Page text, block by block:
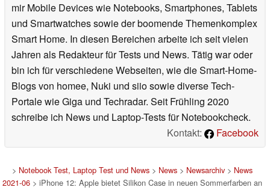
mir Mobile Devices wie Notebooks, Smartphones, Tablets
und Smartwatches sowie der boomende Themenkomplex
Smart Home. In diesen Bereichen arbeite ich seit vielen
Jahren als Redakteur für Tests und News. Tätig war oder
bin ich für verschiedene Webseiten, wie die Smart-Home-
Blogs von homee, Nuki und siio sowie diverse Tech-
Portale wie Giga und Techradar. Seit Frühling 2020
schreibe ich News und Laptop-Tests für Notebookcheck.
Kontakt:
Facebook
> Notebook Test, Laptop Test und News> News> Newsarchiv> News
2021-06> iPhone 12: Apple bietet Silikon Case in neuen Sommerfarben an